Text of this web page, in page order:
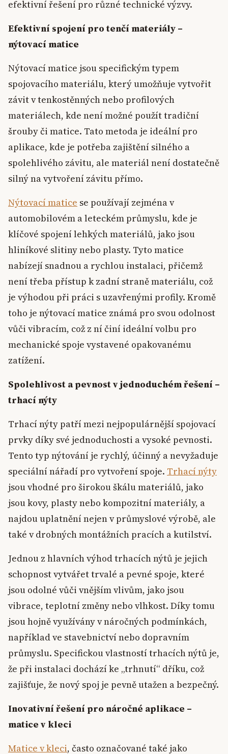
efektivní řešení pro různé technické výzvy.
Efektivní spojení pro tenčí materiály –
nýtovací matice
Nýtovací matice jsou specifickým typem
spojovacího materiálu, který umožňuje vytvořit
závit v tenkostěnných nebo profilových
materiálech, kde není možné použít tradiční
šrouby či matice. Tato metoda je ideální pro
aplikace, kde je potřeba zajištění silného a
spolehlivého závitu, ale materiál není dostatečně
silný na vytvoření závitu přímo.
Nýtovací matice se používají zejména v
automobilovém a leteckém průmyslu, kde je
klíčové spojení lehkých materiálů, jako jsou
hliníkové slitiny nebo plasty. Tyto matice
nabízejí snadnou a rychlou instalaci, přičemž
není třeba přístup k zadní straně materiálu, což
je výhodou při práci s uzavřenými profily. Kromě
toho je nýtovací matice známá pro svou odolnost
vůči vibracím, což z ní činí ideální volbu pro
mechanické spoje vystavené opakovanému
zatížení.
Spolehlivost a pevnost v jednoduchém řešení –
trhací nýty
Trhací nýty patří mezi nejpopulárnější spojovací
prvky díky své jednoduchosti a vysoké pevnosti.
Tento typ nýtování je rychlý, účinný a nevyžaduje
speciální nářadí pro vytvoření spoje. Trhací nýty
jsou vhodné pro širokou škálu materiálů, jako
jsou kovy, plasty nebo kompozitní materiály, a
najdou uplatnění nejen v průmyslové výrobě, ale
také v drobných montážních pracích a kutilství.
Jednou z hlavních výhod trhacích nýtů je jejich
schopnost vytvářet trvalé a pevné spoje, které
jsou odolné vůči vnějším vlivům, jako jsou
vibrace, teplotní změny nebo vlhkost. Díky tomu
jsou hojně využívány v náročných podmínkách,
například ve stavebnictví nebo dopravním
průmyslu. Specifickou vlastností trhacích nýtů je,
že při instalaci dochází ke „trhnutí“ dříku, což
zajišťuje, že nový spoj je pevně utažen a bezpečný.
Inovativní řešení pro náročné aplikace –
matice v kleci
Matice v kleci, často označované také jako